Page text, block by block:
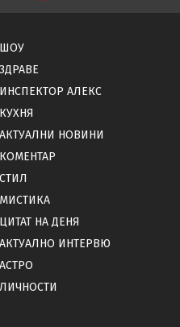
ШОУ
ЗДРАВЕ
ИНСПЕКТОР АЛЕКС
КУХНЯ
АКТУАЛНИ НОВИНИ
КОМЕНТАР
СТИЛ
МИСТИКА
ЦИТАТ НА ДЕНЯ
АКТУАЛНО ИНТЕРВЮ
АСТРО
ЛИЧНОСТИ